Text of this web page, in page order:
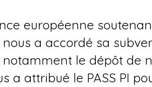
européenne
a accordé sa
le dépôt de
a attribué le PASS PI